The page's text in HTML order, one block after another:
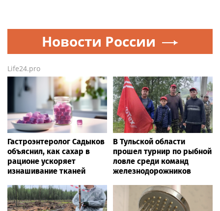
Новости России
Life24.pro
Гастроэнтеролог Садыков
объяснил, как сахар в
рационе ускоряет
изнашивание тканей
В Тульской области
прошел турнир по рыбной
ловле среди команд
железнодорожников